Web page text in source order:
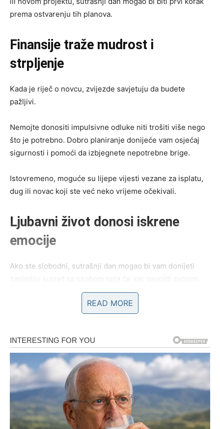
prema ostvarenju tih planova.
Finansije traže mudrost i
strpljenje
Kada je riječ o novcu, zvijezde savjetuju da budete
pažljivi.
Nemojte donositi impulsivne odluke niti trošiti više nego
što je potrebno. Dobro planiranje donijeće vam osjećaj
sigurnosti i pomoći da izbjegnete nepotrebne brige.
Istovremeno, moguće su lijepe vijesti vezane za isplatu,
dug ili novac koji ste već neko vrijeme očekivali.
Ljubavni život donosi iskrene
emocije
Ako ste slobodni, sutrašnji dan mogao bi vam donijeti
zanimljiv susret sa osobom koja će vas osvojiti svojom
pažnjom, toplinom i iskrenošću.
Nemojte zatvarati srce zbog prošlih razočaranja. Zvijezde
nešto mnogo ljepše nego što sada možete zamisliti.
Ako ste zauzeti, partner će pokazati koliko mu značite
kroz male znakove pažnje i iskrene riječi. Ovo je odličan
trenutak da otvoreno razgovarate o zajedničkim
planovima i željama.
READ MORE